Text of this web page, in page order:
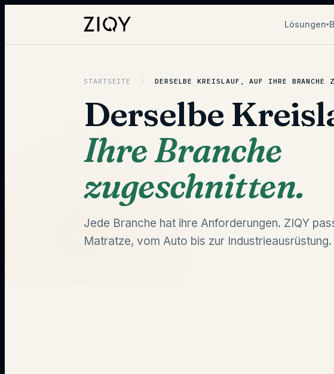
Lösungen▾
STARTSEITE / DERSELBE KREISLAUF, AUF IHRE BRANCHE
Derselbe
Ihre Branche
zugeschnitten.
Jede Branche hat ihre Anforderungen. ZIQY
Matratze, vom Auto bis zur Industrieausrüstung.